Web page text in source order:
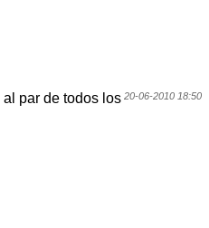
20-06-2010 18:50
par de todos los